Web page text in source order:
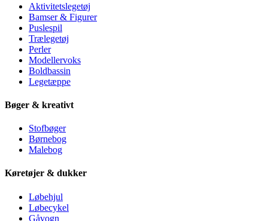
Aktivitetslegetøj
Bamser & Figurer
Puslespil
Trælegetøj
Perler
Modellervoks
Boldbassin
Legetæppe
Bøger & kreativt
Stofbøger
Børnebog
Malebog
Køretøjer & dukker
Løbehjul
Løbecykel
Gåvogn